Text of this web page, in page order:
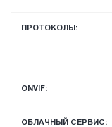
ПРОТОКОЛЫ:
ONVIF:
ОБЛАЧНЫЙ СЕРВИС: